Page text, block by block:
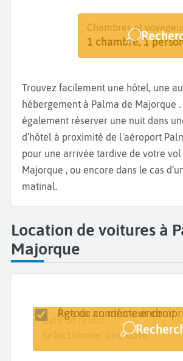
Destination
Palma de Majorque
Dates
Dates de votre
Chambres et
1 chambre, 1
Trouvez facilement une hôtel, une
hébergement à Palma de Majorque .
également réserver une nuit dans
d’hôtel à proximité de l'aéroport
pour une arrivée tardive de votre vol
Majorque , ou encore dans le cas
matinal.
Location de voitures à
Majorque
Lieu de retrait
Palma de Majorque
Date de retrait
Sélectionner une date
Date de retour
Sélectionner une date
Retour au même endroit
Âge du conducteur